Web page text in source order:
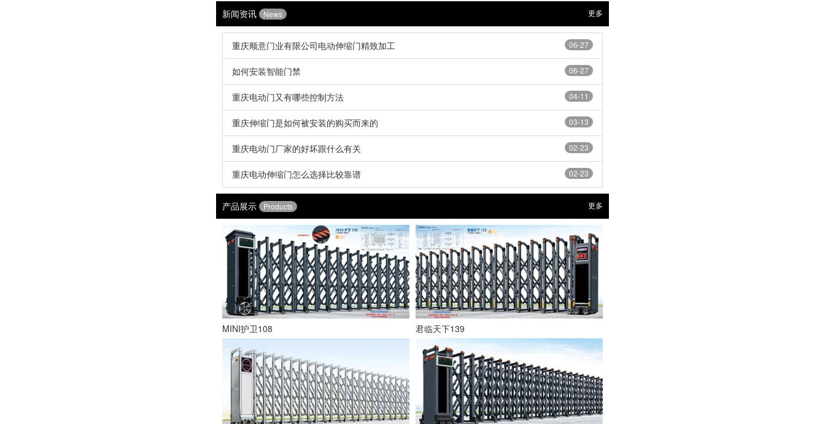
新闻资讯 News 更多
06-27
重庆顺意门业有限公司电动伸缩门精致加工
06-27
如何安装智能门禁
04-11
重庆电动门又有哪些控制方法
03-13
重庆伸缩门是如何被安装的购买而来的
02-23
重庆电动门厂家的好坏跟什么有关
02-23
重庆电动伸缩门怎么选择比较靠谱
产品展示 Products 更多
MINI护卫108 君临天下139